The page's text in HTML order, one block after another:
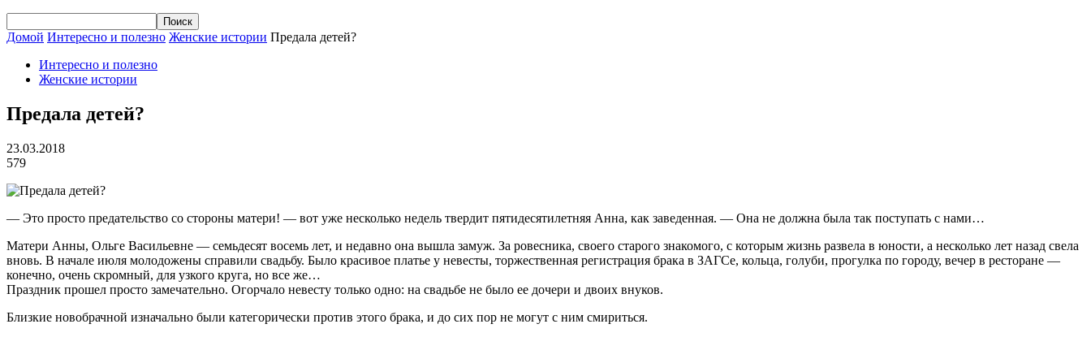
Домой Интересно и полезно Женские истории Предала детей?
Интересно и полезно
Женские истории
Предала детей?
23.03.2018
579
— Это просто предательство со стороны матери! — вот уже несколько недель твердит пятидесятилетняя Анна, как заведенная. — Она не должна была так поступать с нами…
Матери Анны, Ольге Васильевне — семьдесят восемь лет, и недавно она вышла замуж. За ровесника, своего старого знакомого, с которым жизнь развела в юности, а несколько лет назад свела
вновь. В начале июля молодожены справили свадьбу. Было красивое платье у невесты, торжественная регистрация брака в ЗАГСе, кольца, голуби, прогулка по городу, вечер в ресторане —
конечно, очень скромный, для узкого круга, но все же…
Праздник прошел просто замечательно. Огорчало невесту только одно: на свадьбе не было ее дочери и двоих внуков.
Близкие новобрачной изначально были категорически против этого брака, и до сих пор не могут с ним смириться.